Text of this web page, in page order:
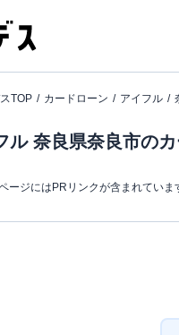
TOP カードローン アイフル
ル 奈良県奈良市の
ージにはPRリンクが含まれていま